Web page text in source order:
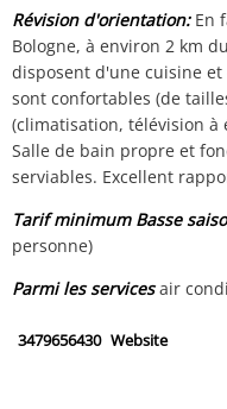
Révision d'orientation:En
Bologne, à environ 2 km
disposent d'une cuisine et
sont confortables (de
(climatisation, télévision à
Salle de bain propre et
serviables. Excellent
Tarif minimum Basse
personne)
Parmi les servicesair
3479656430 Website